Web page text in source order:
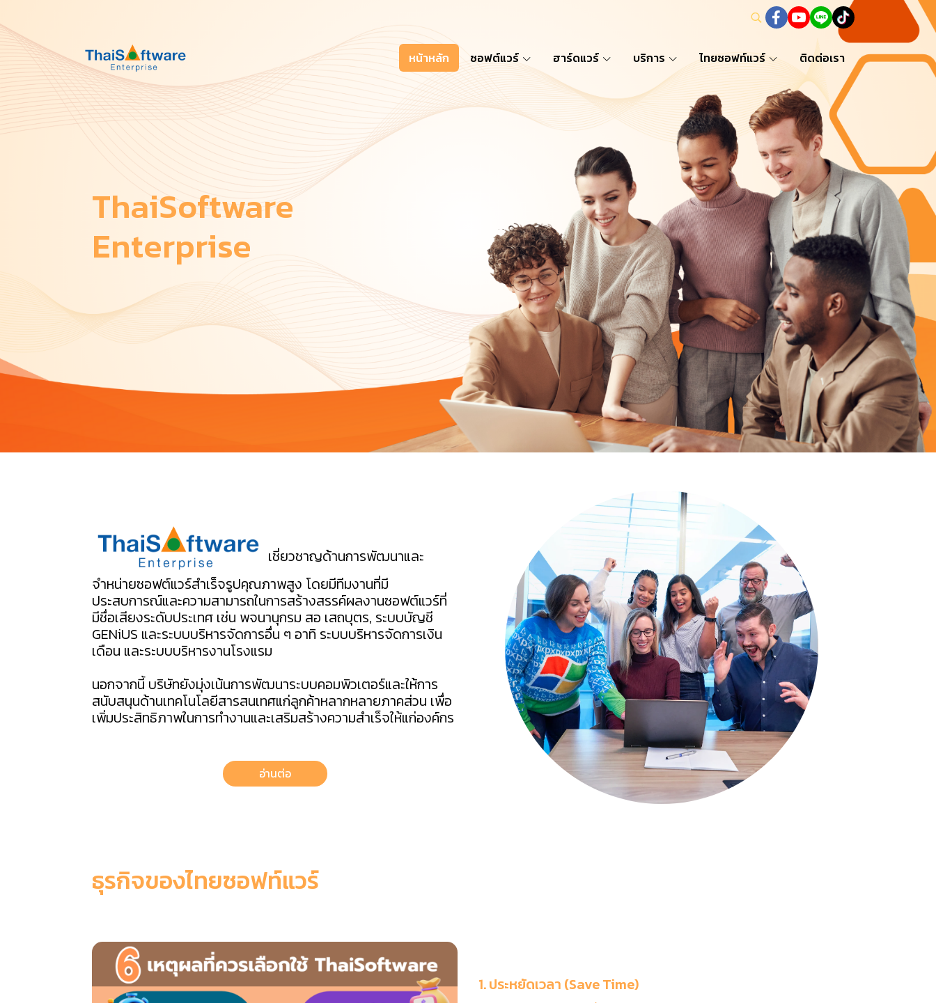
หน้าหลัก ซอฟต์แวร์ ฮาร์ดแวร์ บริการ ไทยซอฟท์แวร์ ติดต่อเรา
ThaiSoftware
Enterprise
เชี่ยวชาญด้านการพัฒนาและ
จำหน่ายซอฟต์แวร์สำเร็จรูปคุณภาพสูง โดยมีทีมงานที่มี
ประสบการณ์และความสามารถในการสร้างสรรค์ผลงานซอฟต์แวร์ที่
มีชื่อเสียงระดับประเทศ เช่น พจนานุกรม สอ เสถบุตร, ระบบบัญชี
GENiUS และระบบบริหารจัดการอื่น ๆ อาทิ ระบบบริหารจัดการเงิน
เดือน และระบบบริหารงานโรงแรม
นอกจากนี้ บริษัทยังมุ่งเน้นการพัฒนาระบบคอมพิวเตอร์และให้การ
สนับสนุนด้านเทคโนโลยีสารสนเทศแก่ลูกค้าหลากหลายภาคส่วน เพื่อ
เพิ่มประสิทธิภาพในการทำงานและเสริมสร้างความสำเร็จให้แก่องค์กร
อ่านต่อ
ธุรกิจของไทยซอฟท์แวร์
1. ประหยัดเวลา (Save Time)